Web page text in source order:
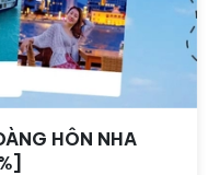
HÔN NHA